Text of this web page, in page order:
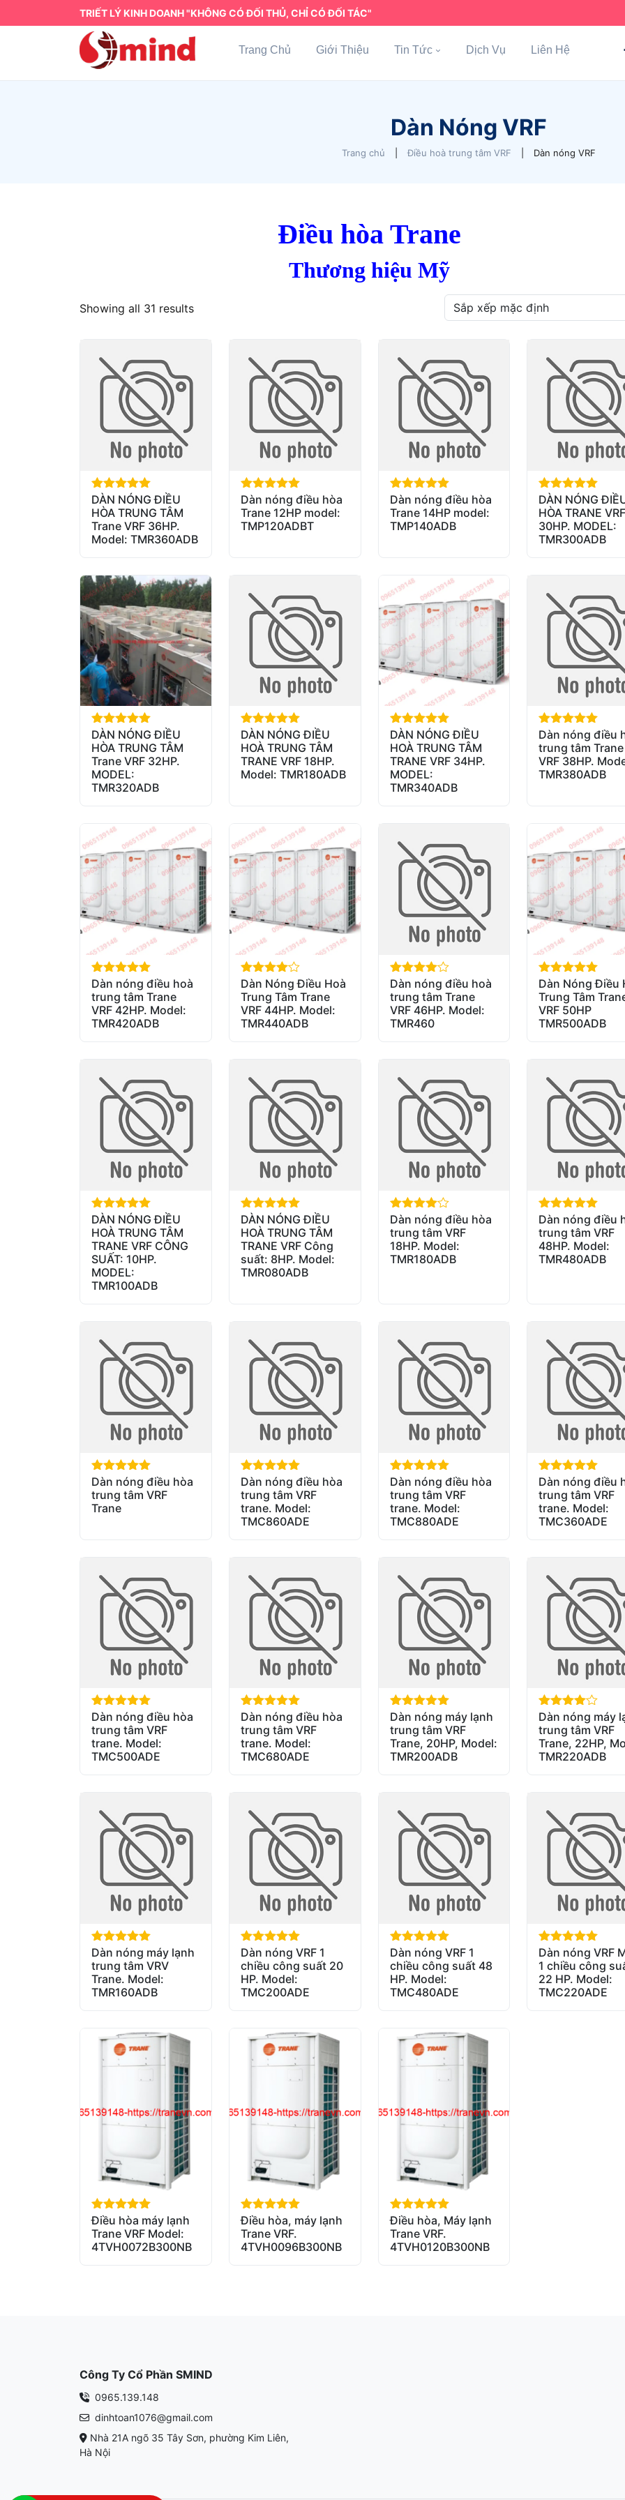
TRIẾT LÝ KINH DOANH "KHÔNG CÓ ĐỐI THỦ, CHỈ CÓ ĐỐI TÁC"
Trang Chủ Giới Thiệu Tin Tức Dịch Vụ Liên Hệ
Dàn Nóng VRF
Trang chủ Điều hoà trung tâm VRF Dàn nóng VRF
Điều hòa Trane
Thương hiệu Mỹ
Showing all 31 results
out of 5
DÀN NÓNG ĐIỀU
HÒA TRUNG TÂM
Trane VRF 36HP.
Model: TMR360ADB
out of 5
Dàn nóng điều hòa
Trane 12HP model:
TMP120ADBT
out of 5
Dàn nóng điều hòa
Trane 14HP model:
TMP140ADB
out of 5
DÀN NÓNG
HÒA TRANE
30HP. MODEL:
TMR300ADB
out of 5
DÀN NÓNG ĐIỀU
HÒA TRUNG TÂM
Trane VRF 32HP.
MODEL:
TMR320ADB
out of 5
DÀN NÓNG ĐIỀU
HOÀ TRUNG TÂM
TRANE VRF 18HP.
Model: TMR180ADB
out of 5
DÀN NÓNG ĐIỀU
HOÀ TRUNG TÂM
TRANE VRF 34HP.
MODEL:
TMR340ADB
out of 5
Dàn nóng điều
trung tâm Trane
VRF 38HP.
TMR380ADB
out of 5
Dàn nóng điều hoà
trung tâm Trane
VRF 42HP. Model:
TMR420ADB
out of 5
Dàn Nóng Điều Hoà
Trung Tâm Trane
VRF 44HP. Model:
TMR440ADB
out of 5
Dàn nóng điều hoà
trung tâm Trane
VRF 46HP. Model:
TMR460
out of 5
Dàn Nóng Điều
Trung Tâm
VRF 50HP
TMR500ADB
out of 5
DÀN NÓNG ĐIỀU
HOÀ TRUNG TÂM
TRANE VRF CÔNG
SUẤT: 10HP.
MODEL:
TMR100ADB
out of 5
DÀN NÓNG ĐIỀU
HOÀ TRUNG TÂM
TRANE VRF Công
suất: 8HP. Model:
TMR080ADB
out of 5
Dàn nóng điều hòa
trung tâm VRF
18HP. Model:
TMR180ADB
out of 5
Dàn nóng điều
trung tâm VRF
48HP. Model:
TMR480ADB
out of 5
Dàn nóng điều hòa
trung tâm VRF
Trane
out of 5
Dàn nóng điều hòa
trung tâm VRF
trane. Model:
TMC860ADE
out of 5
Dàn nóng điều hòa
trung tâm VRF
trane. Model:
TMC880ADE
out of 5
Dàn nóng điều
trung tâm VRF
trane. Model:
TMC360ADE
out of 5
Dàn nóng điều hòa
trung tâm VRF
trane. Model:
TMC500ADE
out of 5
Dàn nóng điều hòa
trung tâm VRF
trane. Model:
TMC680ADE
out of 5
Dàn nóng máy lạnh
trung tâm VRF
Trane, 20HP, Model:
TMR200ADB
out of 5
Dàn nóng máy
trung tâm VRF
Trane, 22HP,
TMR220ADB
out of 5
Dàn nóng máy lạnh
trung tâm VRV
Trane. Model:
TMR160ADB
out of 5
Dàn nóng VRF 1
chiều công suất 20
HP. Model:
TMC200ADE
out of 5
Dàn nóng VRF 1
chiều công suất 48
HP. Model:
TMC480ADE
out of 5
Dàn nóng VRF
1 chiều công
22 HP. Model:
TMC220ADE
out of 5
Điều hòa máy lạnh
Trane VRF Model:
4TVH0072B300NB
out of 5
Điều hòa, máy lạnh
Trane VRF.
4TVH0096B300NB
out of 5
Điều hòa, Máy lạnh
Trane VRF.
4TVH0120B300NB
Công Ty Cổ Phần SMIND
0965.139.148
dinhtoan1076@gmail.com
Nhà 21A ngõ 35 Tây Sơn, phường Kim Liên,
Hà Nội